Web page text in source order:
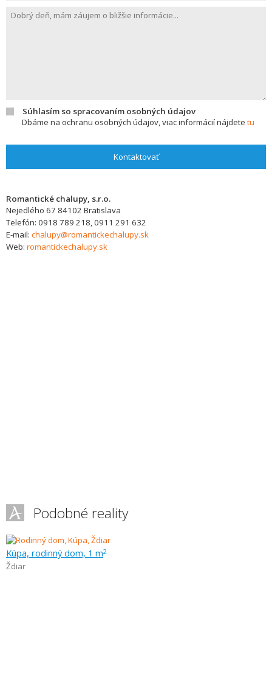
Súhlasím so spracovaním osobných údajov
Dbáme na ochranu osobných údajov, viac informácií nájdete tu
Kontaktovať
Romantické chalupy, s.r.o.
Nejedlého 67 84102 Bratislava
Telefón: 0918 789 218, 0911 291 632
E-mail: chalupy@romantickechalupy.sk
Web: romantickechalupy.sk
Podobné reality
Kúpa, rodinný dom, 1 m2
Ždiar